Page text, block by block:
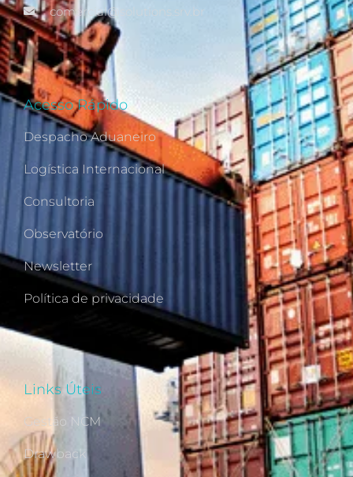
comercial@solutions.srv.br
Acesso Rápido
Despacho Aduaneiro
Logística Internacional
Consultoria
Observatório
Newsletter
Política de privacidade
Links Úteis
Gestão NCM
Drawback